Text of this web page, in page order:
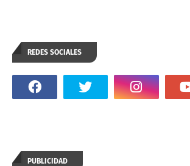
REDES SOCIALES
PUBLICIDAD